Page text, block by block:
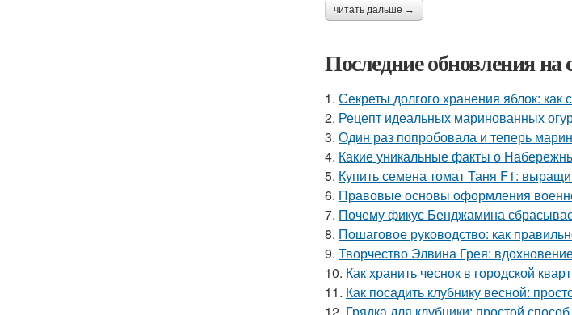
читать дальше →
Последние обновления на
1. Секреты долгого хранения яблок: как
2. Рецепт идеальных маринованных
3. Один раз попробовала и теперь
4. Какие уникальные факты о
5. Купить семена томат Таня F1:
6. Правовые основы оформления
7. Почему фикус Бенджамина
8. Пошаговое руководство: как
9. Творчество Элвина Грея:
10. Как хранить чеснок в городской
11. Как посадить клубнику весной: